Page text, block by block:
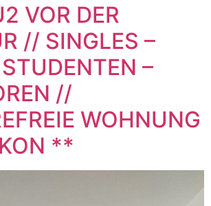
VOR DER
// SINGLES –
–
//
WOHNUNG
**